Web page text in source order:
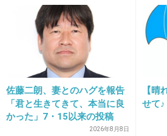
+353
29. 匿名2015/07/23(木) 08:36:17
行ったら後悔する気がするな
佐藤二朗、妻とのハグを報告
「君と生きてきて、本当に良
かった」7・15以来の投稿
「文〇砲より遥かに威力は弱
2026年8月8日
【晴
せて♪